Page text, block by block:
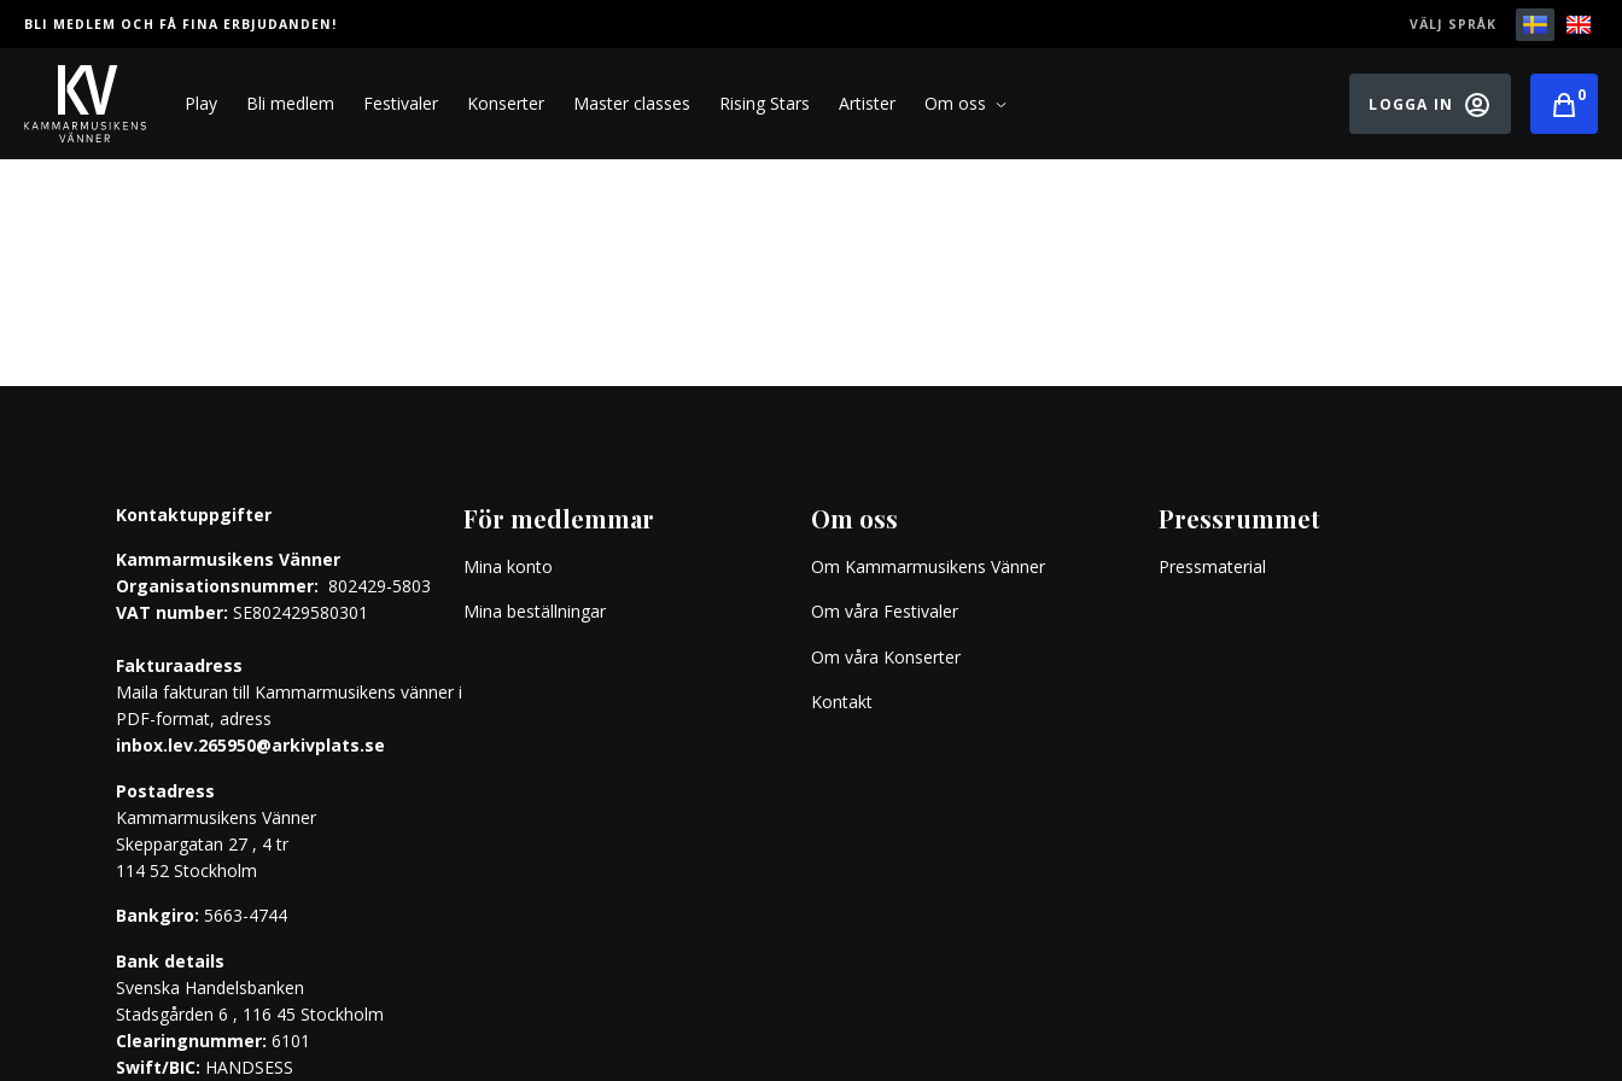
BLI MEDLEM OCH FÅ FINA ERBJUDANDEN! VÄLJ SPRÅK
Play Bli medlem Festivaler Konserter Master classes Rising Stars Artister Om oss LOGGA IN 0
Kontaktuppgifter
Kammarmusikens Vänner
Organisationsnummer: 802429-5803
VAT number: SE802429580301
Fakturaadress
Maila fakturan till Kammarmusikens vänner i
PDF-format, adress
inbox.lev.265950@arkivplats.se
Postadress
Kammarmusikens Vänner
Skeppargatan 27 , 4 tr
114 52 Stockholm
Bankgiro: 5663-4744
Bank details
Svenska Handelsbanken
Stadsgården 6 , 116 45 Stockholm
Clearingnummer: 6101
Swift/BIC: HANDSESS
För medlemmar
Mina konto
Mina beställningar
Om oss
Om Kammarmusikens Vänner
Om våra Festivaler
Om våra Konserter
Kontakt
Pressrummet
Pressmaterial